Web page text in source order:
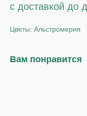
с доставкой до
Цветы: Альстромерия
Вам понравится